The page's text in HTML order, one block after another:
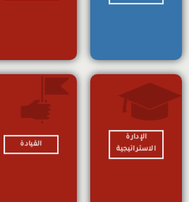
الإدارة
الاستراتيجية
القيادة